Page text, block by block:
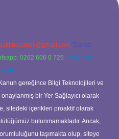
Teams:
0262 606 0 726 Telegram:
gereğince Bilgi Teknolojileri ve
bir Yer Sağlayıcı olarak
sitedeki içerikleri proaktif olarak
bulunmamaktadır. Ancak,
taşımakta olup, siteye